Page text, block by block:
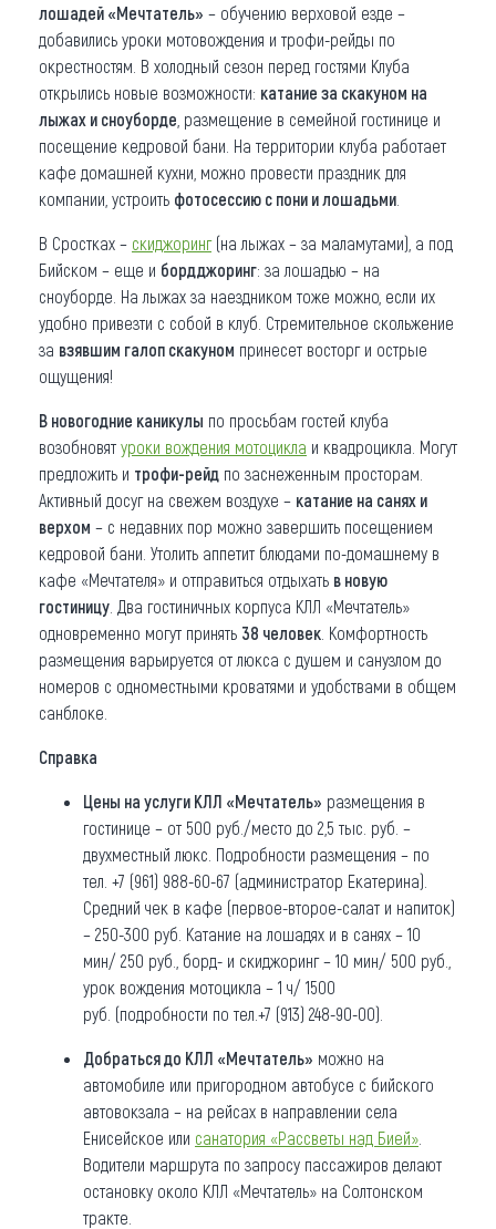
лошадей «Мечтатель» – обучению верховой езде –
добавились уроки мотовождения и трофи-рейды по
окрестностям. В холодный сезон перед гостями Клуба
открылись новые возможности: катание за скакуном на
лыжах и сноуборде , размещение в семейной гостинице и
посещение кедровой бани. На территории клуба работает
кафе домашней кухни, можно провести праздник для
компании, устроить фотосессию с пони и лошадьми
В Сростках – скиджоринг(на лыжах – за маламутами), а под
Бийском – еще и бордджоринг: за лошадью – на
сноуборде. На лыжах за наездником тоже можно, если их
удобно привезти с собой в клуб. Стремительное скольжение
за взявшим галоп скакуном принесет восторг и острые
ощущения!
В новогодние каникулы по просьбам гостей клуба
возобновят уроки вождения мотоцикла и квадроцикла. Могут
предложить и трофи-рейд по заснеженным просторам.
Активный досуг на свежем воздухе – катание на санях и
верхом – с недавних пор можно завершить посещением
кедровой бани. Утолить аппетит блюдами по-домашнему в
кафе «Мечтателя» и отправиться отдыхать в новую
гостиницу . Два гостиничных корпуса КЛЛ «Мечтатель»
одновременно могут принять 38 человек . Комфортность
размещения варьируется от люкса с душем и санузлом до
номеров с одноместными кроватями и удобствами в общем
санблоке.
Справка
Цены на услуги КЛЛ «Мечтатель» размещения в
гостинице – от 500 руб./место до 2,5 тыс. руб. –
двухместный люкс. Подробности размещения – по
тел. +7 (961) 988-60-67 (администратор Екатерина).
Средний чек в кафе (первое-второе-салат и напиток)
– 250-300 руб. Катание на лошадях и в санях – 10
мин/ 250 руб., борд- и скиджоринг – 10 мин/ 500 руб.,
урок вождения мотоцикла – 1 ч/ 1500
руб. (подробности по тел.+7 (913) 248-90-00).
Добраться до КЛЛ «Мечтатель» можно на
автомобиле или пригородном автобусе с бийского
автовокзала – на рейсах в направлении села
Енисейское или санатория «Рассветы над Бией»
Водители маршрута по запросу пассажиров делают
остановку около КЛЛ «Мечтатель» на Солтонском
тракте.